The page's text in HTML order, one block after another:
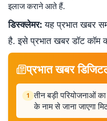
इलाज कराने आते हैं.
डिस्क्लेमर: यह प्रभात खबर
है. इसे प्रभात खबर डॉट कॉम
प्रभात खबर
1 तीन बड़ी परियोजनाओं
के नाम से जाना जाएगा